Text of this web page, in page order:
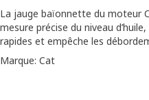
La jauge baïonnette du moteur
mesure précise du niveau
rapides et empêche les
Marque: Cat